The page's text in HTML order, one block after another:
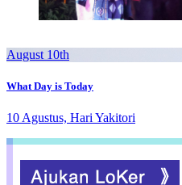
August 10th
What Day is Today
10 Agustus, Hari Yakitori